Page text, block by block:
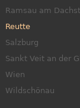
Ramsau am
Reutte
Salzburg
Sankt Veit an der
Wien
Wildschönau